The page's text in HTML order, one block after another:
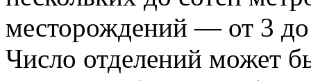
месторождений — от 3
Число отделений может